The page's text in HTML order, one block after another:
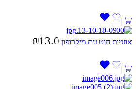
אוזניות חוט עם מיקרופון ₪13.0